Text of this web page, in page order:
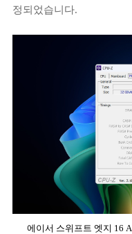
정되었습니다.
에이서 스위프트 엣지 16